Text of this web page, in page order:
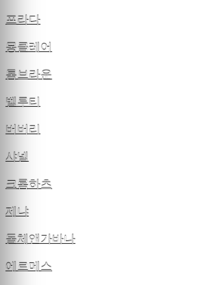
프라다
몽클레어
톰브라운
벨루티
버버리
샤넬
크롬하츠
제냐
돌체앤가바나
에르메스